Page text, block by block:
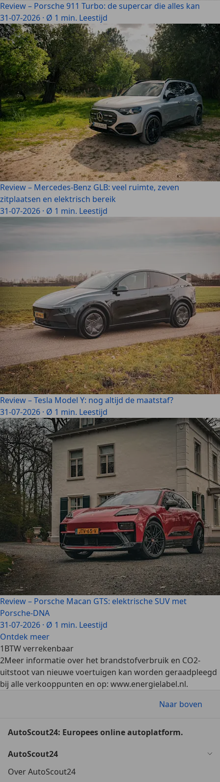
Review – Porsche 911 Turbo: de supercar die alles kan
31-07-2026 · Ø 1 min. Leestijd
Review – Mercedes-Benz GLB: veel ruimte, zeven
zitplaatsen en elektrisch bereik
31-07-2026 · Ø 1 min. Leestijd
Review – Tesla Model Y: nog altijd de maatstaf?
31-07-2026 · Ø 1 min. Leestijd
Review – Porsche Macan GTS: elektrische SUV met
Porsche-DNA
31-07-2026 · Ø 1 min. Leestijd
Ontdek meer
1BTW verrekenbaar
2Meer informatie over het brandstofverbruik en CO2-
uitstoot van nieuwe voertuigen kan worden geraadpleegd
bij alle verkooppunten en op: www.energielabel.nl.
Naar boven
AutoScout24: Europees online autoplatform.
AutoScout24
Over AutoScout24